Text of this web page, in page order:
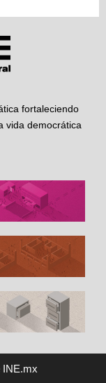
fortaleciendo
vida democrática
INE.mx